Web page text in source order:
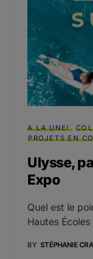
A LA UNE!
PROJETS EN
Ulysse,
Expo
Quel est le
Hautes
BY STÉPHANIE